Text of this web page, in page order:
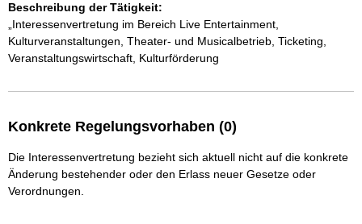
Beschreibung der Tätigkeit:
„Interessenvertretung im Bereich Live Entertainment,
Kulturveranstaltungen, Theater- und Musicalbetrieb, Ticketing,
Veranstaltungswirtschaft, Kulturförderung
Konkrete Regelungsvorhaben (0)
Die Interessenvertretung bezieht sich aktuell nicht auf die konkrete
Änderung bestehender oder den Erlass neuer Gesetze oder
Verordnungen.